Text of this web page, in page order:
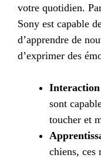
votre quotidien.
Sony est capable
d’apprendre de
d’exprimer des
sont
toucher et
chiens, ces